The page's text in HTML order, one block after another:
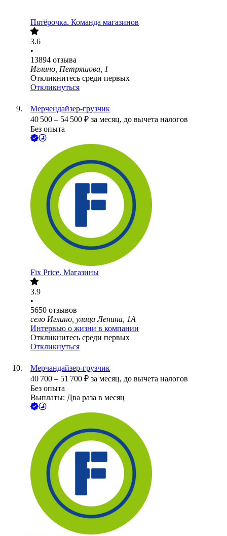
Пятёрочка. Команда магазинов
3.6
•
13894 отзыва
Иглино, Петряшова, 1
Откликнитесь среди первых
Откликнуться
Мерчендайзер-грузчик
40 500 – 54 500 ₽ за месяц, до вычета налогов
Без опыта
Fix Price. Магазины
3.9
•
5650 отзывов
село Иглино, улица Ленина, 1А
Интервью о жизни в компании
Откликнитесь среди первых
Откликнуться
Мерчандайзер-грузчик
40 700 – 51 700 ₽ за месяц, до вычета налогов
Без опыта
Выплаты: Два раза в месяц